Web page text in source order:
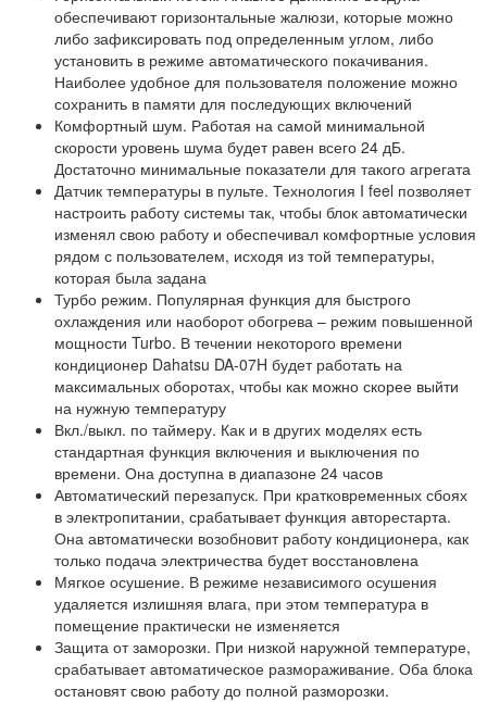
обеспечивают горизонтальные жалюзи, которые можно
либо зафиксировать под определенным углом, либо
установить в режиме автоматического покачивания.
Наиболее удобное для пользователя положение можно
сохранить в памяти для последующих включений
Комфортный шум. Работая на самой минимальной
скорости уровень шума будет равен всего 24 дБ.
Достаточно минимальные показатели для такого агрегата
Датчик температуры в пульте. Технология I feel позволяет
настроить работу системы так, чтобы блок автоматически
изменял свою работу и обеспечивал комфортные условия
рядом с пользователем, исходя из той температуры,
которая была задана
Турбо режим. Популярная функция для быстрого
охлаждения или наоборот обогрева – режим повышенной
мощности Turbo. В течении некоторого времени
кондиционер Dahatsu DA-07H будет работать на
максимальных оборотах, чтобы как можно скорее выйти
на нужную температуру
Вкл./выкл. по таймеру. Как и в других моделях есть
стандартная функция включения и выключения по
времени. Она доступна в диапазоне 24 часов
Автоматический перезапуск. При кратковременных сбоях
в электропитании, срабатывает функция авторестарта.
Она автоматически возобновит работу кондиционера, как
только подача электричества будет восстановлена
Мягкое осушение. В режиме независимого осушения
удаляется излишняя влага, при этом температура в
помещение практически не изменяется
Защита от заморозки. При низкой наружной температуре,
срабатывает автоматическое размораживание. Оба блока
остановят свою работу до полной разморозки.